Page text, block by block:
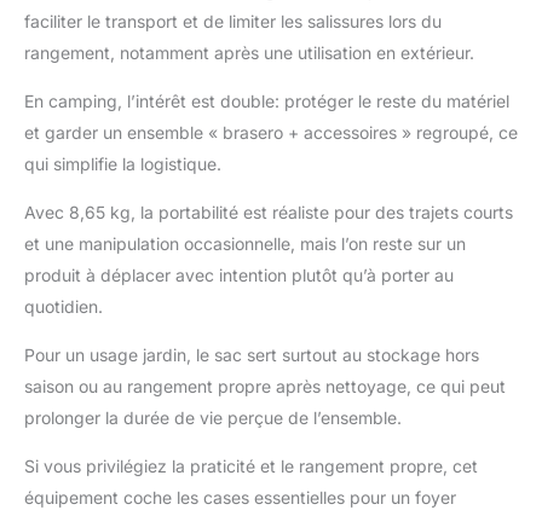
faciliter le transport et de limiter les salissures lors du
rangement, notamment après une utilisation en extérieur.
En camping, l’intérêt est double: protéger le reste du matériel
et garder un ensemble « brasero + accessoires » regroupé, ce
qui simplifie la logistique.
Avec 8,65 kg, la portabilité est réaliste pour des trajets courts
et une manipulation occasionnelle, mais l’on reste sur un
produit à déplacer avec intention plutôt qu’à porter au
quotidien.
Pour un usage jardin, le sac sert surtout au stockage hors
saison ou au rangement propre après nettoyage, ce qui peut
prolonger la durée de vie perçue de l’ensemble.
Si vous privilégiez la praticité et le rangement propre, cet
équipement coche les cases essentielles pour un foyer